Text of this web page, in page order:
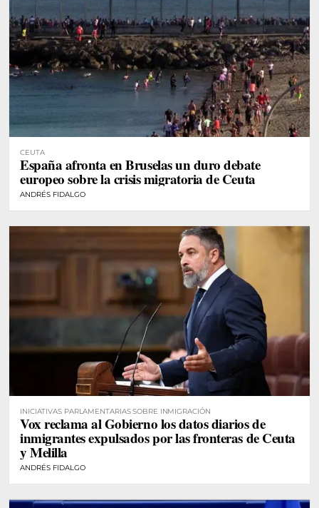
CEUTA
España afronta en Bruselas un duro debate
europeo sobre la crisis migratoria de Ceuta
ANDRÉS FIDALGO
INICIATIVAS PARLAMENTARIAS SOBRE INMIGRACIÓN
Vox reclama al Gobierno los datos diarios de
inmigrantes expulsados por las fronteras de Ceuta
y Melilla
ANDRÉS FIDALGO